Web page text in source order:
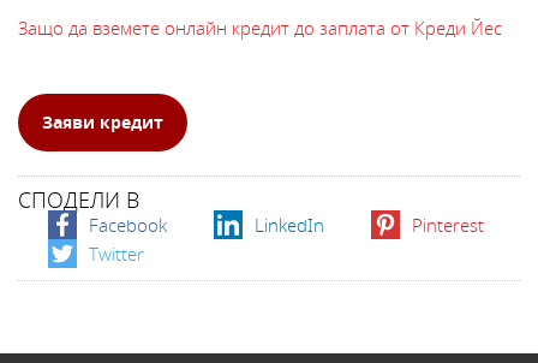
​Защо да вземете онлайн кредит до заплата от Креди Йес
Заяви кредит
СПОДЕЛИ В
Facebook LinkedIn
Pinterest
Twitter